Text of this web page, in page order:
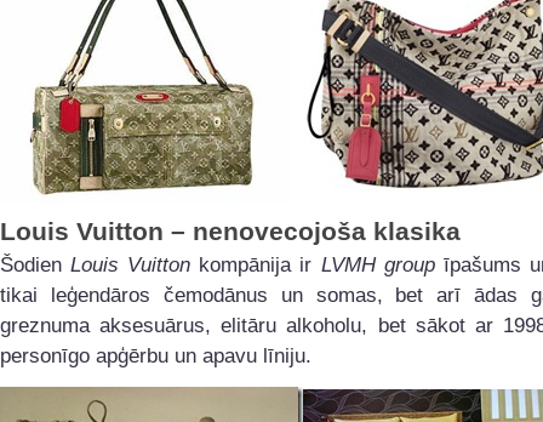
Louis Vuitton – nenovecojoša klasika
ŠodienLouis Vuitton kompānija ir LVMH groupīpašums
tikai leģendāros čemodānus un somas, bet arī ādas
greznuma aksesuārus, elitāru alkoholu, bet sākot ar
personīgo apģērbu un apavu līniju.